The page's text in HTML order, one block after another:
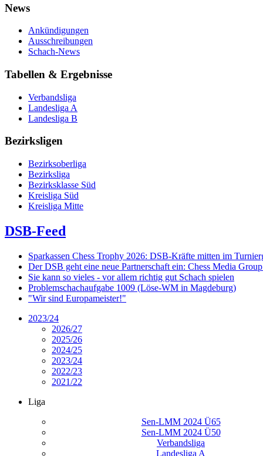
News
Ankündigungen
Ausschreibungen
Schach-News
Tabellen & Ergebnisse
Verbandsliga
Landesliga A
Landesliga B
Bezirksligen
Bezirksoberliga
Bezirksliga
Bezirksklasse Süd
Kreisliga Süd
Kreisliga Mitte
DSB-Feed
Sparkassen Chess Trophy 2026: DSB-Kräfte mitten im
Der DSB geht eine neue Partnerschaft ein: Chess Media
Sie kann so vieles - vor allem richtig gut Schach spielen
Problemschachaufgabe 1009 (Löse-WM in Magdeburg)
"Wir sind Europameister!"
2023/24
2026/27
2025/26
2024/25
2023/24
2022/23
2021/22
Liga
Sen-LMM 2024 Ü65
Sen-LMM 2024 Ü50
Verbandsliga
Landesliga A